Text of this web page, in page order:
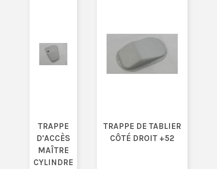
TRAPPE
D'ACCÈS
MAÎTRE
CYLINDRE
TRAPPE DE TABLIER
CÔTÉ DROIT +52